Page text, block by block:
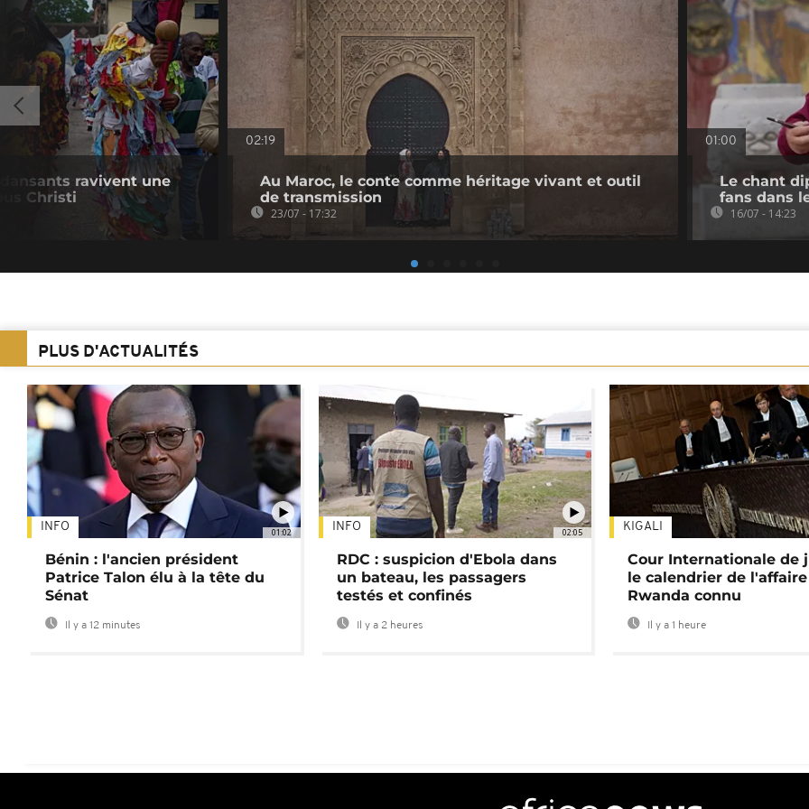
ravivent une
Christi
02:19
Au Maroc, le conte comme héritage vivant et outil
de transmission
23/07 - 17:32
01:00
Le chant
fans dans
16/07 - 14:23
PLUS D'ACTUALITÉS
01:02
INFO
Bénin : l'ancien président
Patrice Talon élu à la tête du
Sénat
Il y a 12 minutes
02:05
INFO
RDC : suspicion d'Ebola dans
un bateau, les passagers
testés et confinés
Il y a 2 heures
KIGALI
Cour Internationale de
le calendrier de l'affaire
Rwanda connu
Il y a 1 heure